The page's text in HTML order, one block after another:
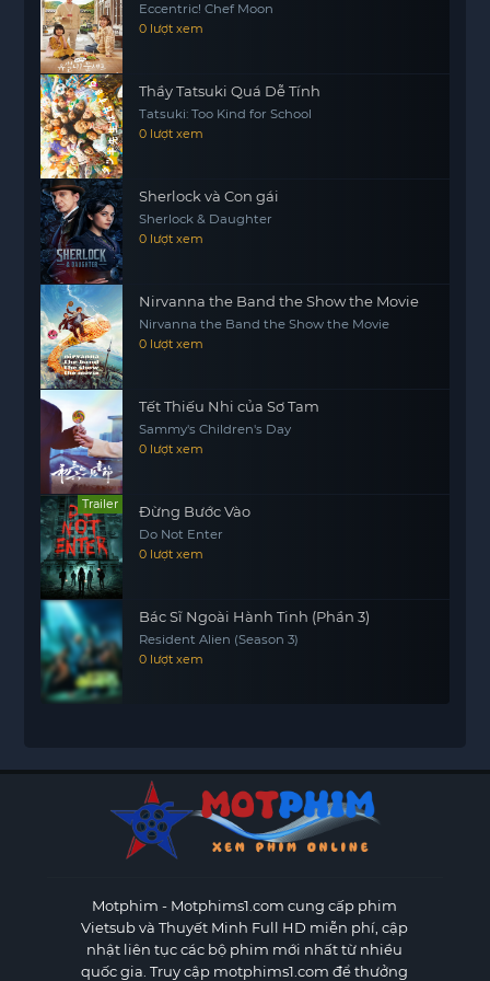
xoáy của lòng tham và sự phản bội? Hãy cùng
theo dõi những diễn biến hấp dẫn trong câu
chuyện này.
Eccentric! Chef Moon
0 lượt xem
Thầy Tatsuki Quá Dễ Tính
Tatsuki: Too Kind for School
0 lượt xem
Sherlock và Con gái
Sherlock & Daughter
0 lượt xem
Nirvanna the Band the Show the Movie
Nirvanna the Band the Show the Movie
0 lượt xem
Tết Thiếu Nhi của Sơ Tam
Sammy's Children's Day
0 lượt xem
Trailer Đừng Bước Vào
Do Not Enter
0 lượt xem
Bác Sĩ Ngoài Hành Tinh (Phần 3)
Resident Alien (Season 3)
0 lượt xem
Motphim - Motphims1.com cung cấp phim
Vietsub và Thuyết Minh Full HD miễn phí, cập
nhật liên tục các bộ phim mới nhất từ nhiều
quốc gia. Truy cập motphims1.com để thưởng